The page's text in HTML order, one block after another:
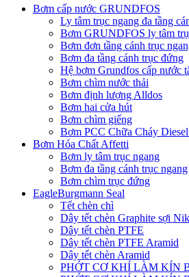
Bơm cấp nước GRUNDFOS
Ly tâm trục ngang đa tầng
Bơm GRUNDFOS ly tâm
Bơm đơn tầng cánh trục
Bơm đa tầng cánh trục đứng
Hệ bơm Grundfos cấp nước
Bơm chìm nước thải
Bơm định lượng Alldos
Bơm hai cửa hút
Bơm chìm giếng
Bơm PCC Chữa Cháy
Bơm Hóa Chất Affetti
Bơm ly tâm trục ngang
Bơm đa tầng cánh trục ngang
Bơm chìm trục đứng
EagleBurgmann Seal
Tết chèn chì
Dây tết chèn Graphite sợi
Dây tết chèn PTFE
Dây tết chèn PTFE Aramid
Dây tết chèn Aramid
PHỚT CƠ KHÍ LÀM KÍN